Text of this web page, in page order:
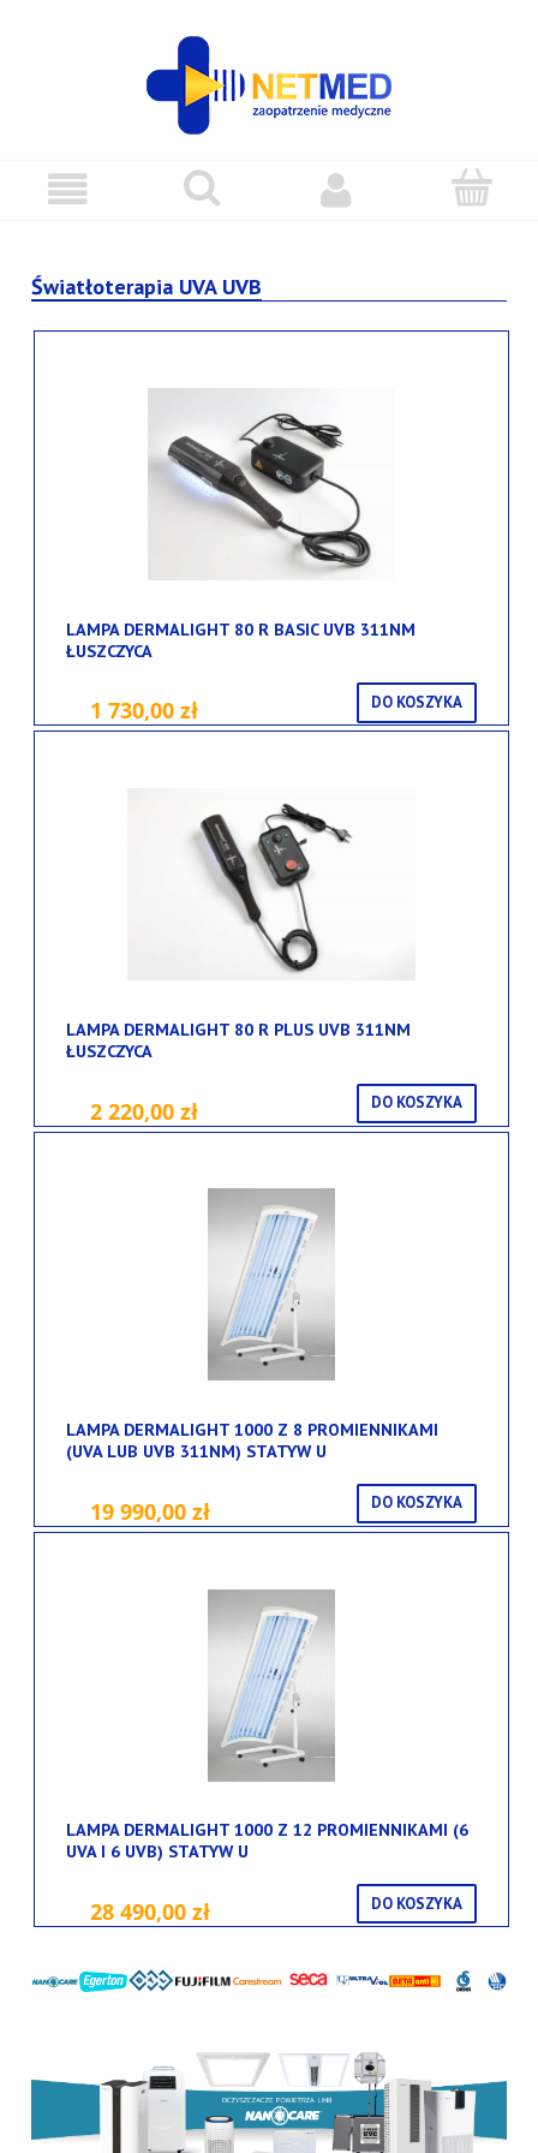
Światłoterapia UVA UVB
LAMPA DERMALIGHT 80 R BASIC UVB 311NM
ŁUSZCZYCA
1 730,00 zł DO KOSZYKA
LAMPA DERMALIGHT 80 R PLUS UVB 311NM
ŁUSZCZYCA
2 220,00 zł DO KOSZYKA
LAMPA DERMALIGHT 1000 Z 8 PROMIENNIKAMI
(UVA LUB UVB 311NM) STATYW U
19 990,00 zł DO KOSZYKA
LAMPA DERMALIGHT 1000 Z 12 PROMIENNIKAMI (6
UVA I 6 UVB) STATYW U
28 490,00 zł DO KOSZYKA